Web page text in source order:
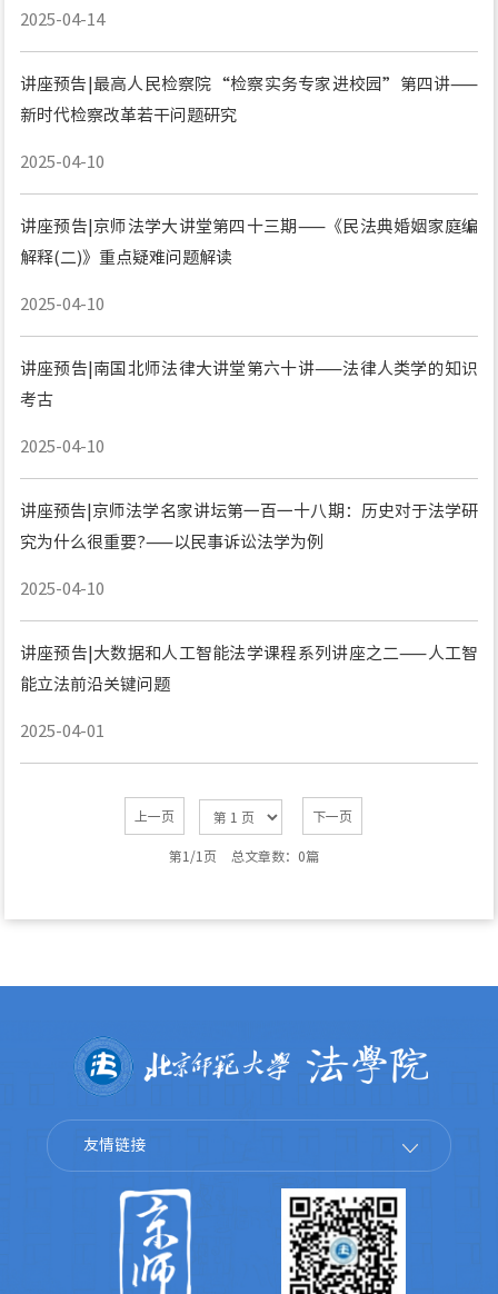
2025-04-14
讲座预告|最高人民检察院“检察实务专家进校园”第四讲——
新时代检察改革若干问题研究
2025-04-10
讲座预告|京师法学大讲堂第四十三期——《民法典婚姻家庭编
解释(二)》重点疑难问题解读
2025-04-10
讲座预告|南国北师法律大讲堂第六十讲——法律人类学的知识
考古
2025-04-10
讲座预告|京师法学名家讲坛第一百一十八期：历史对于法学研
究为什么很重要?——以民事诉讼法学为例
2025-04-10
讲座预告|大数据和人工智能法学课程系列讲座之二——人工智
能立法前沿关键问题
2025-04-01
上一页 下一页
第1/1页 总文章数：0篇
友情链接